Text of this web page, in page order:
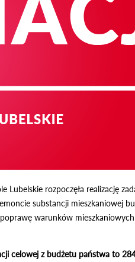
rozpoczęła realizację
substancji mieszkaniowej
warunków
celowej z budżetu państwa to